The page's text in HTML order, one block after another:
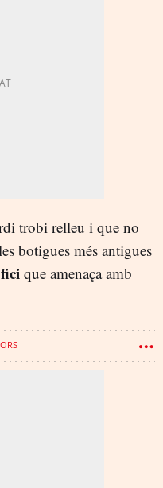
trobi relleu i que no
botigues més antigues
que amenaça amb